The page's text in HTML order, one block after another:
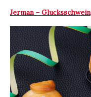
Jerman – Glucksschwein